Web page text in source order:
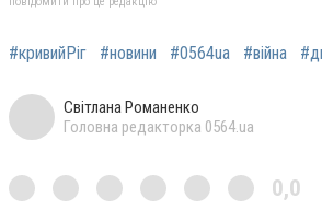
#кривийРіг #новини #0564ua #війна
Світлана Романенко
Головна редакторка 0564.ua
0,0